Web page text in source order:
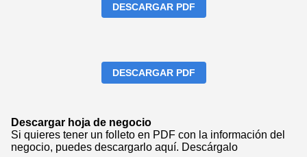
DESCARGAR PDF
DESCARGAR PDF
Descargar hoja de negocio
Si quieres tener un folleto en PDF con la información del
negocio, puedes descargarlo aquí. Descárgalo